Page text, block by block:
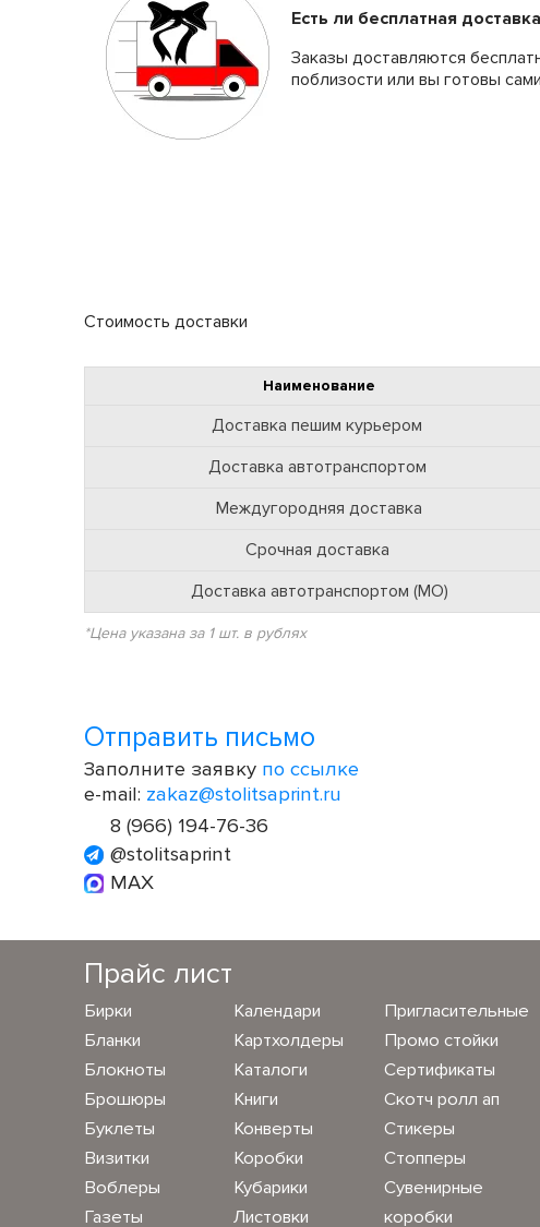
Есть ли бесплатная
Заказы доставляются
поблизости или вы готовы
Стоимость доставки
Наименование
Доставка пешим курьером
Доставка автотранспортом
Междугородняя доставка
Срочная доставка
Доставка автотранспортом (МО)
*Цена указана за 1 шт. в рублях
Отправить письмо
Заполните заявку по ссылке
e-mail: zakaz@stolitsaprint.ru
8 (966) 194-76-36
@stolitsaprint
MAX
Прайс лист
Бирки
Бланки
Блокноты
Брошюры
Буклеты
Визитки
Воблеры
Газеты
Календари
Картхолдеры
Каталоги
Книги
Конверты
Коробки
Кубарики
Листовки
Пригласительные
Промо стойки
Сертификаты
Скотч ролл ап
Стикеры
Стопперы
Сувенирные
коробки